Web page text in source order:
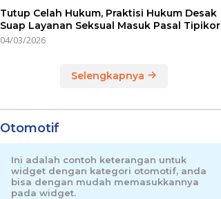
Tutup Celah Hukum, Praktisi Hukum Desak
Suap Layanan Seksual Masuk Pasal Tipikor
04/03/2026
Selengkapnya
Otomotif
Ini adalah contoh keterangan untuk
widget dengan kategori otomotif, anda
bisa dengan mudah memasukkannya
pada widget.